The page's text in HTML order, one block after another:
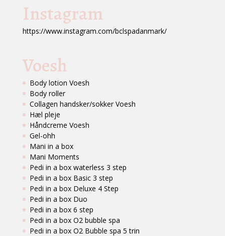
Instagram
https://www.instagram.com/bclspadanmark/
Voesh
Body lotion Voesh
Body roller
Collagen handsker/sokker Voesh
Hæl pleje
Håndcreme Voesh
Gel-ohh
Mani in a box
Mani Moments
Pedi in a box waterless 3 step
Pedi in a box Basic 3 step
Pedi in a box Deluxe 4 Step
Pedi in a box Duo
Pedi in a box 6 step
Pedi in a box O2 bubble spa
Pedi in a box O2 Bubble spa 5 trin